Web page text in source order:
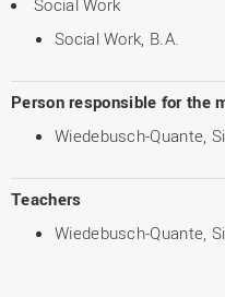
Social Work
Social Work, B.A.
Person responsible for the
Wiedebusch-Quante,
Teachers
Wiedebusch-Quante,